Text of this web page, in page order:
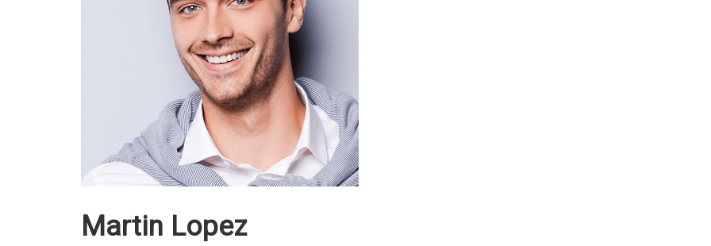
Martin Lopez